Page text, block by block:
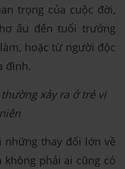
trọng của cuộc đời,
ấu đến tuổi trưởng
hoặc từ người độc
đình.
xảy ra ở trẻ vị
thay đổi lớn về
không phải ai cũng có